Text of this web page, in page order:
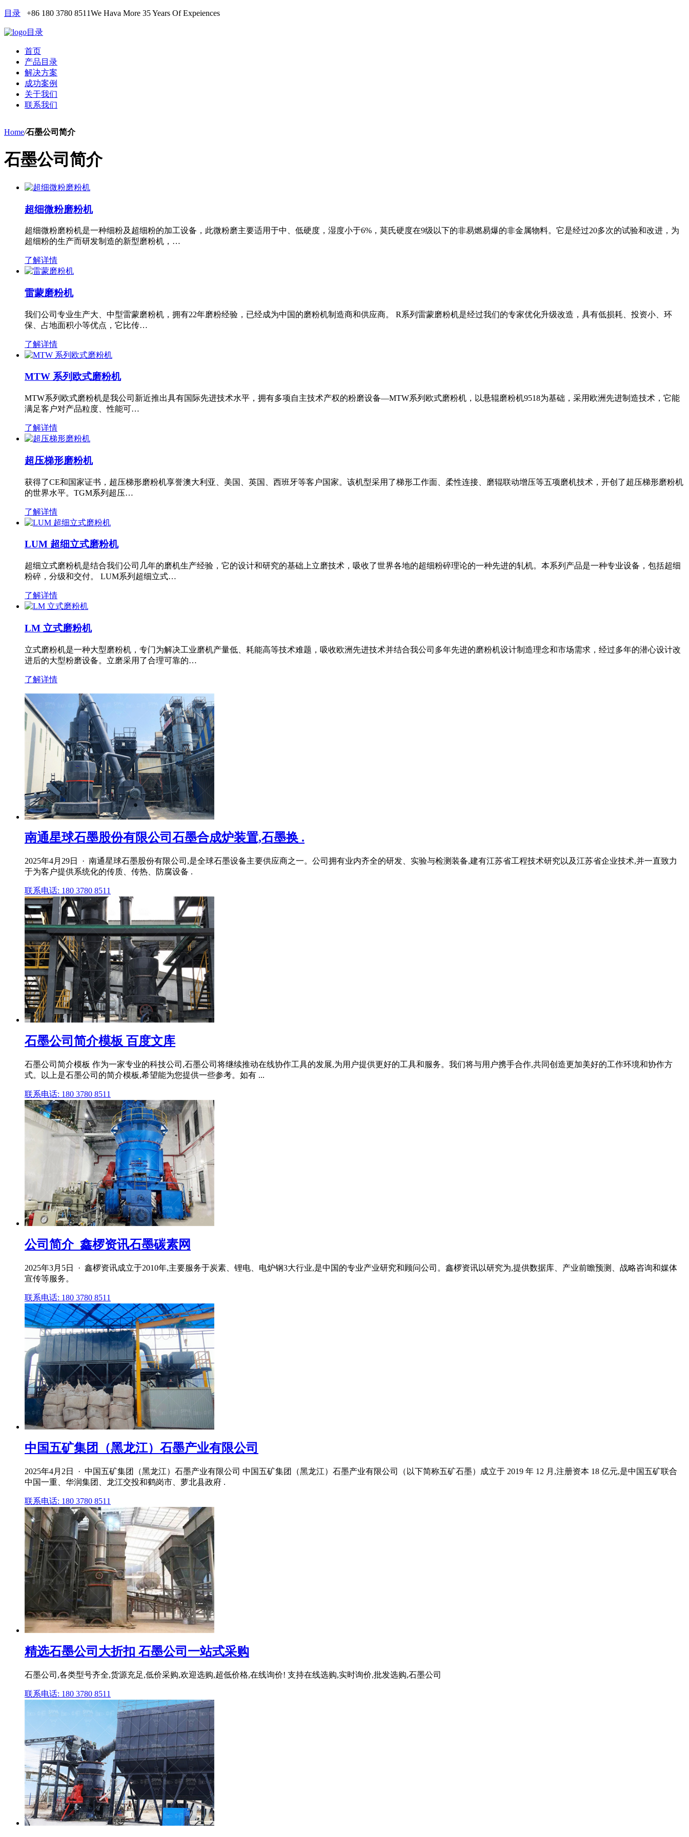
目录 +86 180 3780 8511We Hava More 35 Years Of Expeiences
目录
首页
产品目录
解决方案
成功案例
关于我们
联系我们
Home/石墨公司简介
石墨公司简介
超细微粉磨粉机
超细微粉磨粉机是一种细粉及超细粉的加工设备，此微粉磨主要适用于中、低硬度，湿度小于6%，莫氏硬度在9级以下的非易燃易爆的非金属物料。它是经过20多次的试验和改进，为
超细粉的生产而研发制造的新型磨粉机，…
了解详情
雷蒙磨粉机
我们公司专业生产大、中型雷蒙磨粉机，拥有22年磨粉经验，已经成为中国的磨粉机制造商和供应商。 R系列雷蒙磨粉机是经过我们的专家优化升级改造，具有低损耗、投资小、环
保、占地面积小等优点，它比传…
了解详情
MTW 系列欧式磨粉机
MTW系列欧式磨粉机是我公司新近推出具有国际先进技术水平，拥有多项自主技术产权的粉磨设备—MTW系列欧式磨粉机，以悬辊磨粉机9518为基础，采用欧洲先进制造技术，它能
满足客户对产品粒度、性能可…
了解详情
超压梯形磨粉机
获得了CE和国家证书，超压梯形磨粉机享誉澳大利亚、美国、英国、西班牙等客户国家。该机型采用了梯形工作面、柔性连接、磨辊联动增压等五项磨机技术，开创了超压梯形磨粉机
的世界水平。TGM系列超压…
了解详情
LUM 超细立式磨粉机
超细立式磨粉机是结合我们公司几年的磨机生产经验，它的设计和研究的基础上立磨技术，吸收了世界各地的超细粉碎理论的一种先进的轧机。本系列产品是一种专业设备，包括超细
粉碎，分级和交付。 LUM系列超细立式…
了解详情
LM 立式磨粉机
立式磨粉机是一种大型磨粉机，专门为解决工业磨机产量低、耗能高等技术难题，吸收欧洲先进技术并结合我公司多年先进的磨粉机设计制造理念和市场需求，经过多年的潜心设计改
进后的大型粉磨设备。立磨采用了合理可靠的…
了解详情
南通星球石墨股份有限公司石墨合成炉装置,石墨换 .
2025年4月29日 · 南通星球石墨股份有限公司,是全球石墨设备主要供应商之一。公司拥有业内齐全的研发、实验与检测装备,建有江苏省工程技术研究以及江苏省企业技术,并一直致力
于为客户提供系统化的传质、传热、防腐设备 .
联系电话: 180 3780 8511
石墨公司简介模板 百度文库
石墨公司简介模板 作为一家专业的科技公司,石墨公司将继续推动在线协作工具的发展,为用户提供更好的工具和服务。我们将与用户携手合作,共同创造更加美好的工作环境和协作方
式。以上是石墨公司的简介模板,希望能为您提供一些参考。如有 ...
联系电话: 180 3780 8511
公司简介_鑫椤资讯石墨碳素网
2025年3月5日 · 鑫椤资讯成立于2010年,主要服务于炭素、锂电、电炉钢3大行业,是中国的专业产业研究和顾问公司。鑫椤资讯以研究为,提供数据库、产业前瞻预测、战略咨询和媒体
宣传等服务。
联系电话: 180 3780 8511
中国五矿集团（黑龙江）石墨产业有限公司
2025年4月2日 · 中国五矿集团（黑龙江）石墨产业有限公司 中国五矿集团（黑龙江）石墨产业有限公司（以下简称五矿石墨）成立于 2019 年 12 月,注册资本 18 亿元,是中国五矿联合
中国一重、华润集团、龙江交投和鹤岗市、萝北县政府 .
联系电话: 180 3780 8511
精选石墨公司大折扣 石墨公司一站式采购
石墨公司,各类型号齐全,货源充足,低价采购,欢迎选购,超低价格,在线询价! 支持在线选购,实时询价,批发选购,石墨公司
联系电话: 180 3780 8511